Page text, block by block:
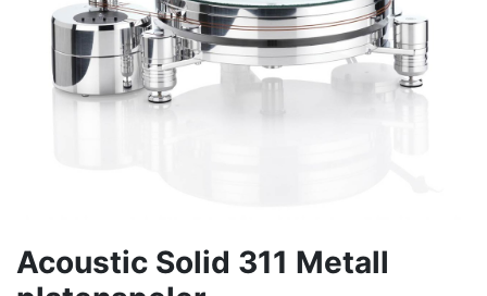
Acoustic Solid 311 Metall